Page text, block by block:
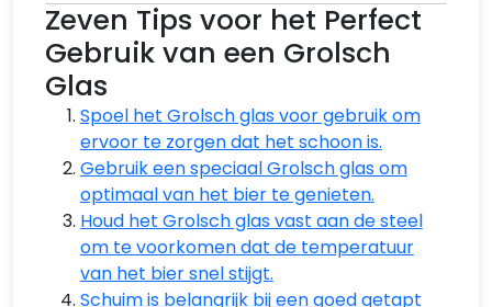
Zeven Tips voor het Perfect
Gebruik van een Grolsch
Glas
Spoel het Grolsch glas voor gebruik om
ervoor te zorgen dat het schoon is.
Gebruik een speciaal Grolsch glas om
optimaal van het bier te genieten.
Houd het Grolsch glas vast aan de steel
om te voorkomen dat de temperatuur
van het bier snel stijgt.
Schuim is belangrijk bij een goed getapt